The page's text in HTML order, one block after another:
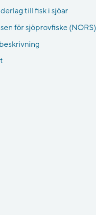
till fisk i sjöar
för sjöprovfiske (NORS)